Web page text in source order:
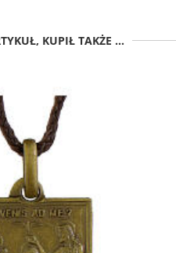
KUPIŁ TAKŻE ...